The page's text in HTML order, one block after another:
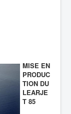
MISE EN
PRODUC
TION DU
LEARJE
T 85